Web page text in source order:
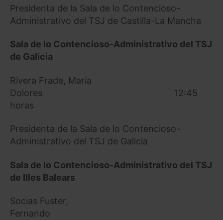
Presidenta de la Sala de lo Contencioso-
Administrativo del TSJ de Castilla-La Mancha
Sala de lo Contencioso-Administrativo del TSJ
de Galicia
Rivera Frade, María
Dolores 12:45
horas
Presidenta de la Sala de lo Contencioso-
Administrativo del TSJ de Galicia
Sala de lo Contencioso-Administrativo del TSJ
de Illes Balears
Socias Fuster,
Fernando